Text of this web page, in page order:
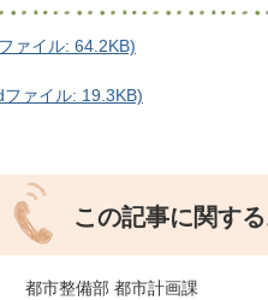
ァイル: 64.2KB)
ァイル: 19.3KB)
この記事に関す
都市整備部 都市計画課